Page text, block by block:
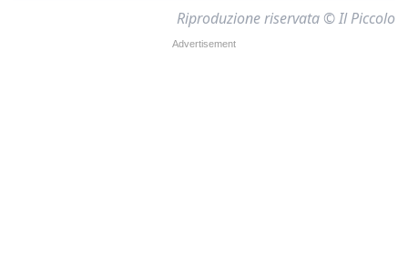
Riproduzione riservata © Il Piccolo